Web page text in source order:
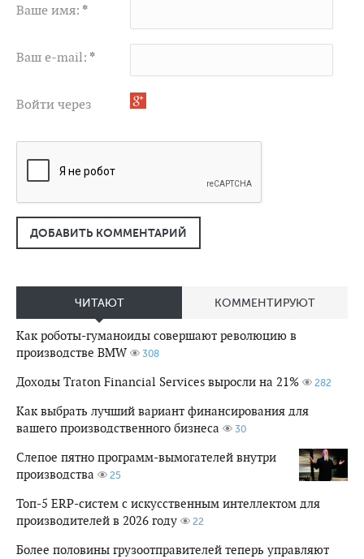
Ваше имя: *
Ваш e-mail: *
Войти через
ДОБАВИТЬ КОММЕНТАРИЙ
ЧИТАЮТ КОММЕНТИРУЮТ
Как роботы-гуманоиды совершают революцию в
производстве BMW
308
Доходы Traton Financial Services выросли на 21% 282
Как выбрать лучший вариант финансирования для
вашего производственного бизнеса
30
Слепое пятно программ-вымогателей внутри
производства
25
Топ-5 ERP-систем с искусственным интеллектом для
производителей в 2026 году
22
Более половины грузоотправителей теперь управляют